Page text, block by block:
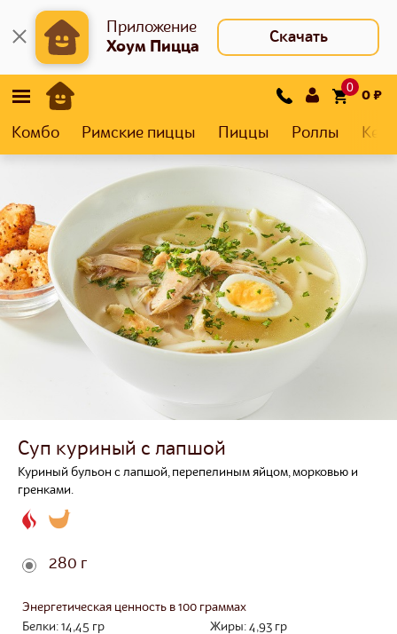
Приложение
Хоум Пицца
Скачать
0
0₽
Комбо Римские пиццы Пиццы Роллы
Суп куриный с лапшой
Куриный бульон с лапшой, перепелиным яйцом, морковью и
гренками.
280 г
Энергетическая ценность в 100 граммах
Белки: 14,45 гр Жиры: 4,93гр